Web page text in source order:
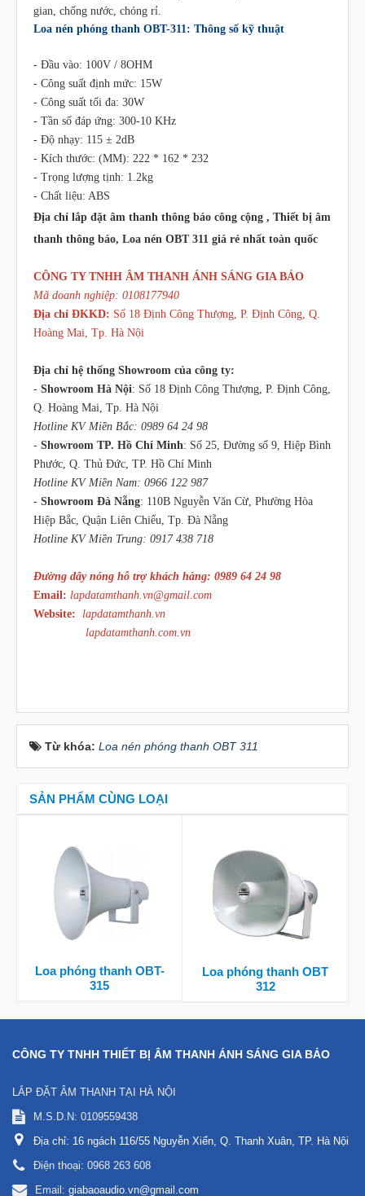
gian, chống nước, chóng rỉ.
Loa nén phóng thanh OBT-311: Thông số kỹ thuật
- Đầu vào: 100V / 8OHM
- Công suất định mức: 15W
- Công suất tối đa: 30W
- Tần số đáp ứng: 300-10 KHz
- Độ nhạy: 115 ± 2dB
- Kích thước: (MM): 222 * 162 * 232
- Trọng lượng tịnh: 1.2kg
- Chất liệu: ABS
Địa chỉ lắp đặt âm thanh thông báo công cộng , Thiết bị âm
thanh thông báo, Loa nén OBT 311 giá rẻ nhất toàn quốc
CÔNG TY TNHH ÂM THANH ÁNH SÁNG GIA BẢO
Mã doanh nghiệp: 0108177940
Địa chỉ ĐKKD: Số 18 Định Công Thượng, P. Định Công, Q.
Hoàng Mai, Tp. Hà Nội
Địa chỉ hệ thống Showroom của công ty:
- Showroom Hà Nội: Số 18 Định Công Thượng, P. Định Công,
Q. Hoàng Mai, Tp. Hà Nội
Hotline KV Miền Bắc: 0989 64 24 98
- Showroom TP. Hồ Chí Minh: Số 25, Đường số 9, Hiệp Bình
Phước, Q. Thủ Đức, TP. Hồ Chí Minh
Hotline KV Miền Nam: 0966 122 987
- Showroom Đà Nẵng: 110B Nguyễn Văn Cừ, Phường Hòa
Hiệp Bắc, Quận Liên Chiểu, Tp. Đà Nẵng
Hotline KV Miền Trung: 0917 438 718
Đường dây nóng hỗ trợ khách hàng: 0989 64 24 98
Email: lapdatamthanh.vn@gmail.com
Website: lapdatamthanh.vn
lapdatamthanh.com.vn
Từ khóa: Loa nén phóng thanh OBT 311
SẢN PHẨM CÙNG LOẠI
Loa phóng thanh OBT-
315
Loa phóng thanh OBT
312
CÔNG TY TNHH THIẾT BỊ ÂM THANH ÁNH SÁNG GIA BẢO
LẮP ĐẶT ÂM THANH TẠI HÀ NỘI
M.S.D.N: 0109559438
Địa chỉ: 16 ngách 116/55 Nguyễn Xiển, Q. Thanh Xuân, TP. Hà Nội
Điện thoại: 0968 263 608
Email: giabaoaudio.vn@gmail.com